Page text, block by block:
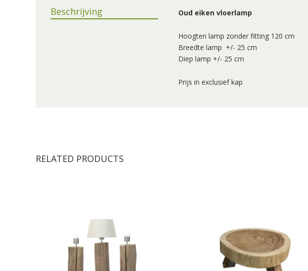
Beschrijving Oud eiken vloerlamp
Hoogten lamp zonder fitting 120 cm
Breedte lamp +/- 25 cm
Diep lamp +/- 25 cm
Prijs in exclusief kap
RELATED PRODUCTS